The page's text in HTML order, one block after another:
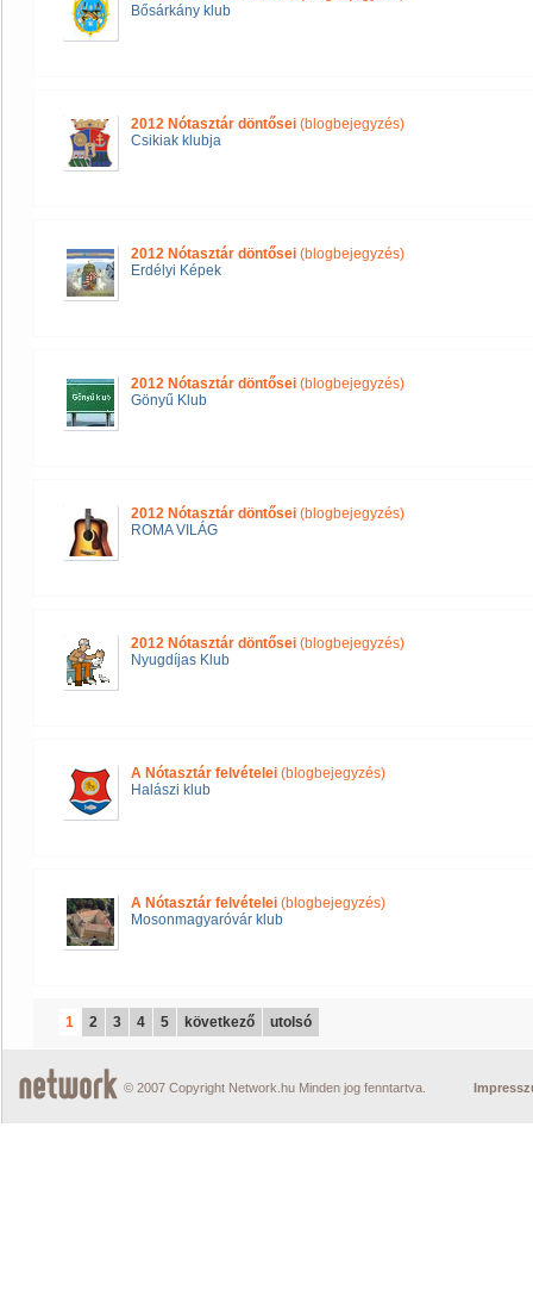
Bősárkány klub
2012 Nótasztár döntősei (blogbejegyzés)
Csikiak klubja
2012 Nótasztár döntősei (blogbejegyzés)
Erdélyi Képek
2012 Nótasztár döntősei (blogbejegyzés)
Gönyű Klub
2012 Nótasztár döntősei (blogbejegyzés)
ROMA VILÁG
2012 Nótasztár döntősei (blogbejegyzés)
Nyugdíjas Klub
A Nótasztár felvételei (blogbejegyzés)
Halászi klub
A Nótasztár felvételei (blogbejegyzés)
Mosonmagyaróvár klub
1 2 3 4 5 következő utolsó
© 2007 Copyright Network.hu Minden jog fenntartva.